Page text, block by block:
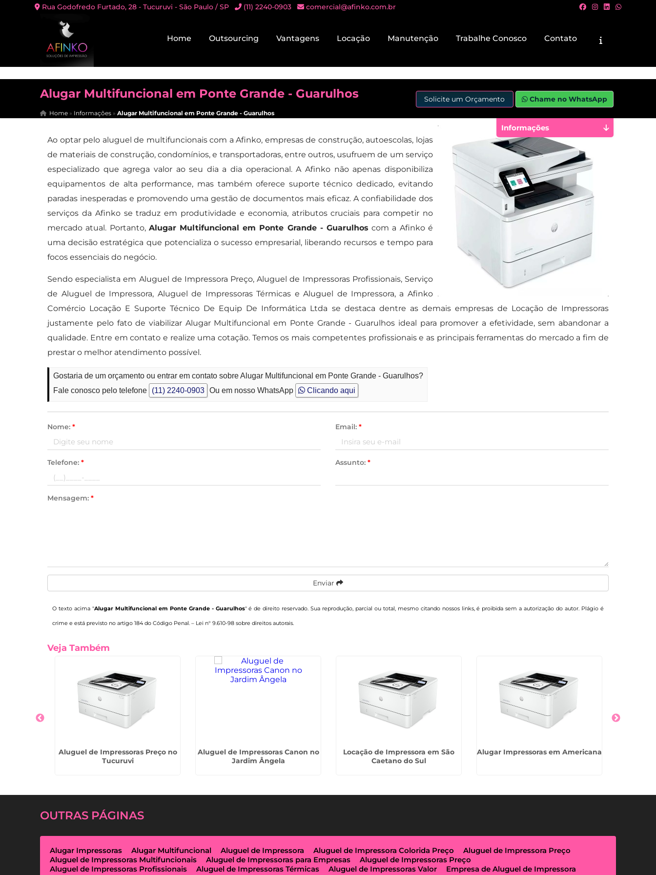
Rua Godofredo Furtado, 28 - Tucuruvi - São Paulo / SP (11) 2240-0903 comercial@afinko.com.br
Home Outsourcing Vantagens Locação Manutenção Trabalhe Conosco Contato
Alugar Multifuncional em Ponte Grande - Guarulhos
Home » Informações »Alugar Multifuncional em Ponte Grande - Guarulhos
Solicite um Orçamento Chame no WhatsApp
Ao optar pelo aluguel de multifuncionais com a Afinko, empresas de construção, autoescolas, lojas
de materiais de construção, condomínios, e transportadoras, entre outros, usufruem de um serviço
especializado que agrega valor ao seu dia a dia operacional. A Afinko não apenas disponibiliza
equipamentos de alta performance, mas também oferece suporte técnico dedicado, evitando
paradas inesperadas e promovendo uma gestão de documentos mais eficaz. A confiabilidade dos
serviços da Afinko se traduz em produtividade e economia, atributos cruciais para competir no
mercado atual. Portanto, Alugar Multifuncional em Ponte Grande - Guarulhos com a Afinko é
uma decisão estratégica que potencializa o sucesso empresarial, liberando recursos e tempo para
focos essenciais do negócio.
Sendo especialista em Aluguel de Impressora Preço, Aluguel de Impressoras Profissionais, Serviço
de Aluguel de Impressora, Aluguel de Impressoras Térmicas e Aluguel de Impressora, a Afinko
Comércio Locação E Suporte Técnico De Equip De Informática Ltda se destaca dentre as demais empresas de Locação de Impressoras
justamente pelo fato de viabilizar Alugar Multifuncional em Ponte Grande - Guarulhos ideal para promover a efetividade, sem abandonar a
qualidade. Entre em contato e realize uma cotação. Temos os mais competentes profissionais e as principais ferramentas do mercado a fim de
prestar o melhor atendimento possível.
Gostaria de um orçamento ou entrar em contato sobre Alugar Multifuncional em Ponte Grande - Guarulhos?
Fale conosco pelo telefone
(11) 2240-0903 Ou em nosso WhatsApp Clicando aqui
Nome:* Email: *
Telefone:* Assunto: *
Mensagem:*
Enviar
O texto acima "Alugar Multifuncional em Ponte Grande - Guarulhos" é de direito reservado. Sua reprodução, parcial ou total, mesmo citando nossos links, é proibida sem a autorização do autor. Plágio é
crime e está previsto no artigo 184 do Código Penal. – Lei n° 9.610-98 sobre direitos autorais.
Informações
Veja Também
Aluguel de Impressoras Preço no
Tucuruvi
Aluguel de Impressoras Canon no
Jardim Ângela
Locação de Impressora em São
Caetano do Sul
Alugar Impressoras em Americana
OUTRAS PÁGINAS
Alugar Impressoras Alugar Multifuncional Aluguel de Impressora Aluguel de Impressora Colorida Preço
Aluguel de Impressora Preço
Aluguel de Impressoras Multifuncionais
Aluguel de Impressoras para Empresas
Aluguel de Impressoras Preço
Aluguel de Impressoras Profissionais
Aluguel de Impressoras Térmicas Aluguel de Impressoras Valor
Empresa de Aluguel de Impressora